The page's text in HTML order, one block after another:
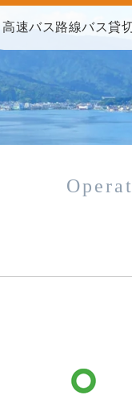
高速バス路線バス貸